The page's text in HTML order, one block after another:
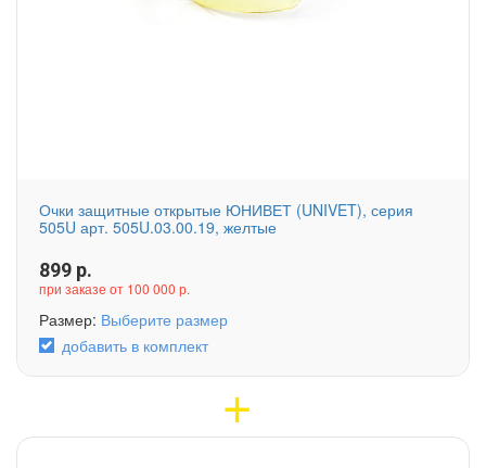
Очки защитные открытые ЮНИВЕТ (UNIVET), серия
505U арт. 505U.03.00.19, желтые
899 р.
при заказе от 100 000 р.
Размер: Выберите размер
добавить в комплект